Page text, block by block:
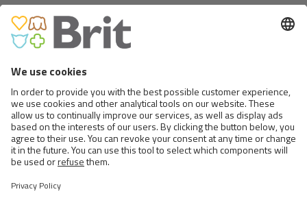
BRIT MONO PROTEIN BEEF &